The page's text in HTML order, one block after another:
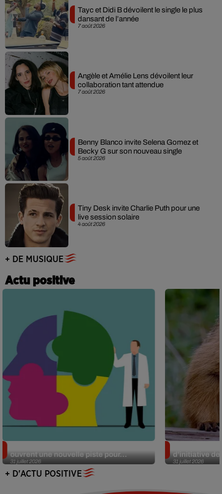
7 août 2026
Tayc et Didi B dévoilent le single le plus
dansant de l’année
7 août 2026
Angèle et Amélie Lens dévoilent leur
collaboration tant attendue
5 août 2026
Benny Blanco invite Selena Gomez et
Becky G sur son nouveau single
4 août 2026
Tiny Desk invite Charlie Puth pour une
live session solaire
+ DE MUSIQUE
Actu positive
31 juillet 2026
ouvrent une nouvelle piste pour...
31 juillet 2026
d’initiative
+ D'ACTU POSITIVE